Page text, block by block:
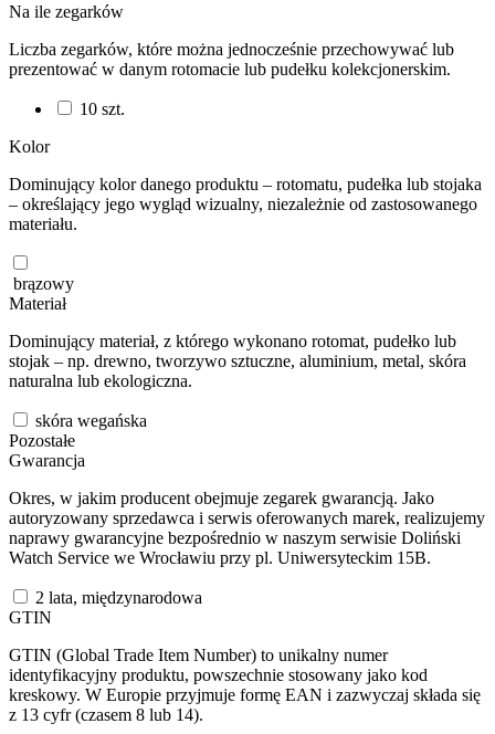
Na ile zegarków
Liczba zegarków, które można jednocześnie przechowywać lub
prezentować w danym rotomacie lub pudełku kolekcjonerskim.
10 szt.
Kolor
Dominujący kolor danego produktu – rotomatu, pudełka lub stojaka
– określający jego wygląd wizualny, niezależnie od zastosowanego
materiału.
brązowy
Materiał
Dominujący materiał, z którego wykonano rotomat, pudełko lub
stojak – np. drewno, tworzywo sztuczne, aluminium, metal, skóra
naturalna lub ekologiczna.
skóra wegańska
Pozostałe
Gwarancja
Okres, w jakim producent obejmuje zegarek gwarancją. Jako
autoryzowany sprzedawca i serwis oferowanych marek, realizujemy
naprawy gwarancyjne bezpośrednio w naszym serwisie Doliński
Watch Service we Wrocławiu przy pl. Uniwersyteckim 15B.
2 lata, międzynarodowa
GTIN
GTIN (Global Trade Item Number) to unikalny numer
identyfikacyjny produktu, powszechnie stosowany jako kod
kreskowy. W Europie przyjmuje formę EAN i zazwyczaj składa się
z 13 cyfr (czasem 8 lub 14).